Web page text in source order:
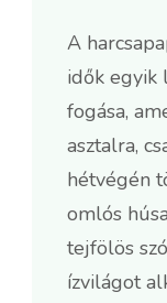
A
idők egyik
fogása,
asztalra,
hétvégén
omlós
tejfölös
ízvilágot